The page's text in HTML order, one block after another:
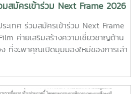
MJU :www.mju.ac.th
สมัครเข้าร่วม Next Frame 2026
ายเสริมสร้างความเชี่ยวชาญด้าน
อง
เทศ ร่วมสมัครเข้าร่วม Next Frame
ค่ายเสริมสร้างความเชี่ยวชาญด้าน
ที่จะพาคุณเปิดมุมมองใหม่ของการเล่า
าก พี่เจ้ย" อภิชาติพงศ์ วีระเศรษฐกุล
โลก เจ้าของรางวัลปาล์มทองคำ จาก